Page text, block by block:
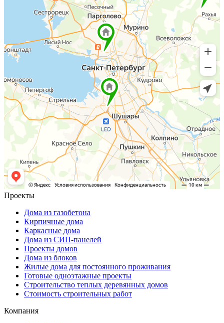
Проекты
Дома из газобетона
Кирпичные дома
Каркасные дома
Дома из СИП-панелей
Проекты домов
Дома из блоков
Жилые дома для постоянного проживания
Готовые одноэтажные проекты
Строительство теплых деревянных домов
Стоимость строительных работ
Компания